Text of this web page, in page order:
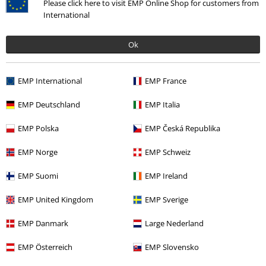
Please click here to visit EMP Online Shop for customers from
International
Ok
EMP International EMP France
EMP Deutschland EMP Italia
EMP Polska EMP Česká Republika
EMP Norge EMP Schweiz
EMP Suomi EMP Ireland
EMP United Kingdom EMP Sverige
EMP Danmark Large Nederland
EMP Österreich EMP Slovensko
€ 19,99